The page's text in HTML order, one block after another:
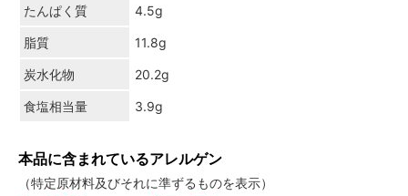
たんぱく質 4.5g
脂質 11.8g
炭水化物 20.2g
食塩相当量 3.9g
本品に含まれているアレルゲン
（特定原材料及びそれに準ずるものを表示）